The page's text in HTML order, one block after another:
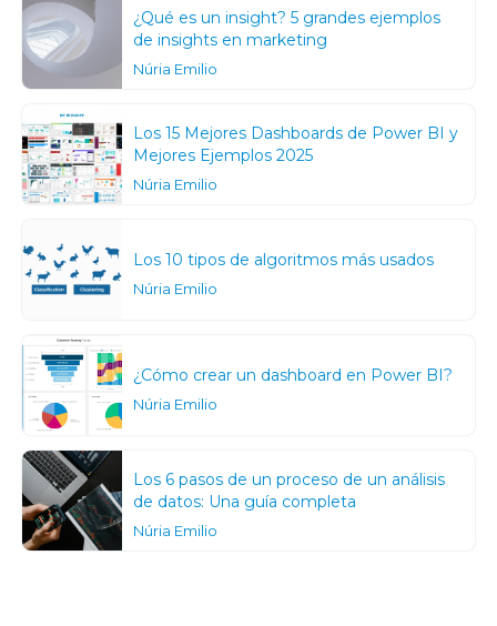
¿Qué es un insight? 5 grandes ejemplos
de insights en marketing
Núria Emilio
Los 15 Mejores Dashboards de Power BI y
Mejores Ejemplos 2025
Núria Emilio
Los 10 tipos de algoritmos más usados
Núria Emilio
¿Cómo crear un dashboard en Power BI?
Núria Emilio
Los 6 pasos de un proceso de un análisis
de datos: Una guía completa
Núria Emilio